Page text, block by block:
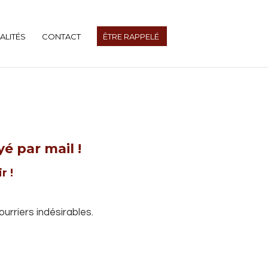
CONTACT ÊTRE RAPPELÉ
par mail !
!
indésirables.